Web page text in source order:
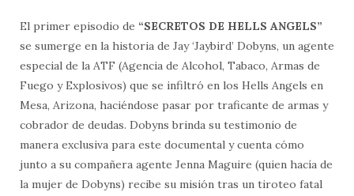
El primer episodio de “SECRETOS DE HELLS ANGELS”
se sumerge en la historia de Jay ‘Jaybird’ Dobyns, un agente
especial de la ATF (Agencia de Alcohol, Tabaco, Armas de
Fuego y Explosivos) que se infiltró en los Hells Angels en
Mesa, Arizona, haciéndose pasar por traficante de armas y
cobrador de deudas. Dobyns brinda su testimonio de
manera exclusiva para este documental y cuenta cómo
junto a su compañera agente Jenna Maguire (quien hacía de
la mujer de Dobyns) recibe su misión tras un tiroteo fatal